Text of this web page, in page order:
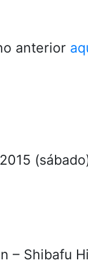
anterior
– Shibafu